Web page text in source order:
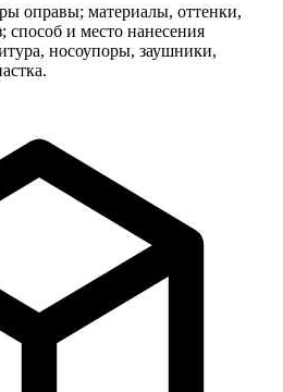
оправы; материалы, оттенки,
и место нанесения
носоупоры, заушники,